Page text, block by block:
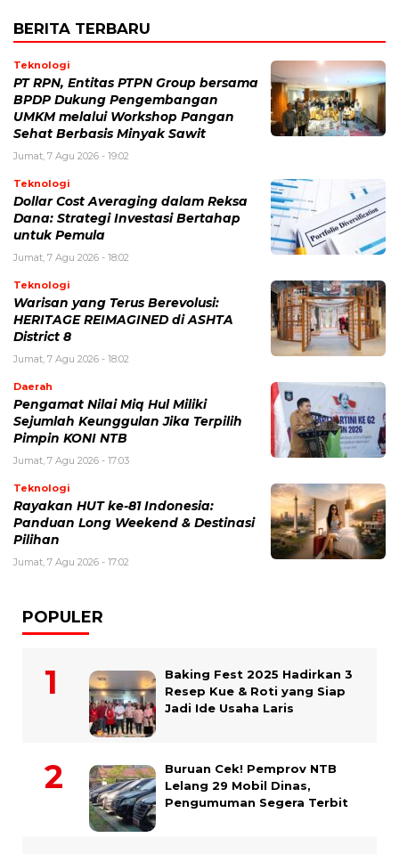
BERITA TERBARU
Teknologi
PT RPN, Entitas PTPN Group bersama
BPDP Dukung Pengembangan
UMKM melalui Workshop Pangan
Sehat Berbasis Minyak Sawit
Jumat, 7 Agu 2026 - 19:02
Teknologi
Dollar Cost Averaging dalam Reksa
Dana: Strategi Investasi Bertahap
untuk Pemula
Jumat, 7 Agu 2026 - 18:02
Teknologi
Warisan yang Terus Berevolusi:
HERITAGE REIMAGINED di ASHTA
District 8
Jumat, 7 Agu 2026 - 18:02
Daerah
Pengamat Nilai Miq Hul Miliki
Sejumlah Keunggulan Jika Terpilih
Pimpin KONI NTB
Jumat, 7 Agu 2026 - 17:03
Teknologi
Rayakan HUT ke-81 Indonesia:
Panduan Long Weekend & Destinasi
Pilihan
Jumat, 7 Agu 2026 - 17:02
POPULER
Baking Fest 2025 Hadirkan 3
Resep Kue & Roti yang Siap
Jadi Ide Usaha Laris
Buruan Cek! Pemprov NTB
Lelang 29 Mobil Dinas,
Pengumuman Segera Terbit